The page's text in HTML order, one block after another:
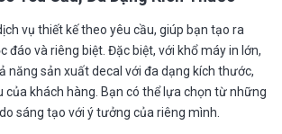
vụ thiết kế theo yêu cầu, giúp bạn tạo ra
đáo và riêng biệt. Đặc biệt, với khổ máy in lớn,
năng sản xuất decal với đa dạng kích thước,
của khách hàng. Bạn có thể lựa chọn từ những
sáng tạo với ý tưởng của riêng mình.